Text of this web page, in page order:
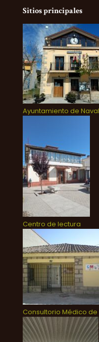
Sitios principales
Ayuntamiento de
Centro de lectura
Consultorio Médico